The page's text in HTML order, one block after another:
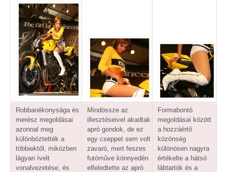
Robbanékonysága és
merész megoldásai
azonnal meg
különböztették a
többiektől, miközben
lágyan ívelt
vonalvezetése, és
Mindössze az
illesztéseivel akadtak
apró gondok, de ez
egy cseppet sem volt
zavaró, mert feszes
futómûve könnyedén
elfeledtette az apró
Formabontó
megoldásai között
a hozzáértő
közönség
különösen nagyra
értékelte a hátsó
lábtartók és a